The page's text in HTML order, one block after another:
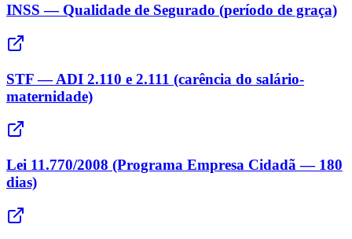
INSS — Qualidade de Segurado (período de graça)
STF — ADI 2.110 e 2.111 (carência do salário-
maternidade)
Lei 11.770/2008 (Programa Empresa Cidadã — 180
dias)